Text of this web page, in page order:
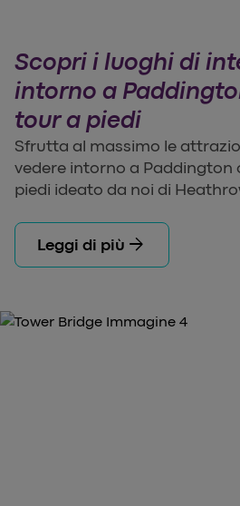
Scopri i luoghi di
intorno a
tour a piedi
Sfrutta al massimo le
vedere intorno a Paddington
piedi ideato da noi di
Leggi di più arrow_forward